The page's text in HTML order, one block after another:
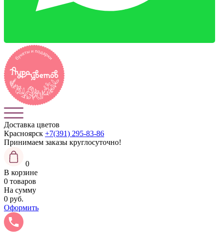
Доставка цветов
Красноярск +7(391) 295-83-86
Принимаем заказы круглосуточно!
0
В корзине
0 товаров
На сумму
0 руб.
Оформить